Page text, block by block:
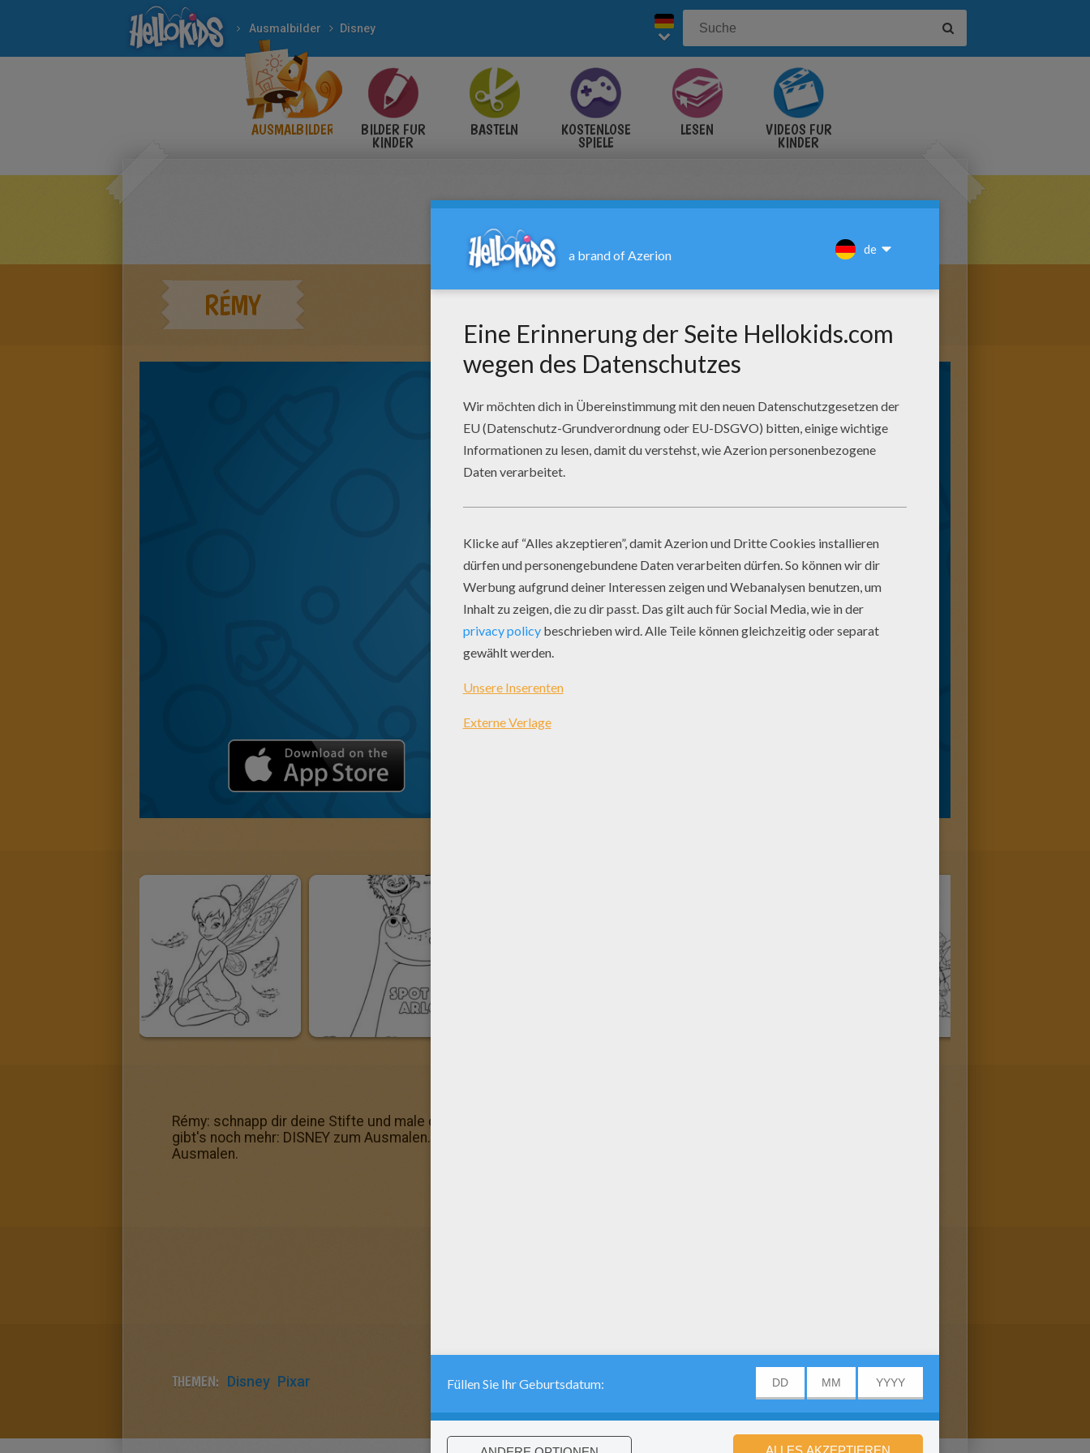
Ausmalbilder Disney
AUSMALBILDER BILDER FÜR
KINDER
BASTELN KOSTENLOSE
SPIELE
LESEN VIDEOS FÜR
KINDER
RÉMY
Rémy: schnapp dir deine Stifte und male dieses super Bild aus! Du kannst auch dein Zimmer damit dekorieren! Hier
gibt's noch mehr: DISNEY zum Ausmalen. Rémy: finde noch mehr gratis Ausmalbilder in der Rubrik DISNEY zum
Ausmalen.
THEMEN: Disney Pixar